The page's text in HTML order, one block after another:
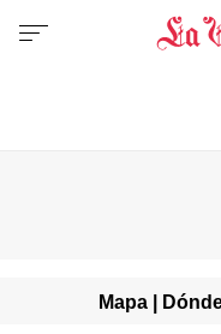
Mapa |